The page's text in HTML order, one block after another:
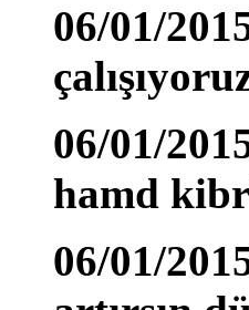
06/01/
06/01/
hamd
06/01/